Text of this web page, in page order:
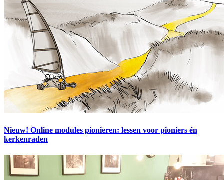
Nieuw! Online modules pionieren: lessen voor pioniers én
kerkenraden